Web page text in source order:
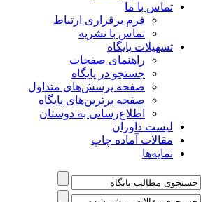
تماس با ما
فرم برقراری ارتباط
تماس با نشریه
تسهیلات پایگاه
راهنمای صفحات
جستجو در پایگاه
صفحه پرسش‌های متداول
صفحه برترین‌های پایگاه
اطلاع‌رسانی به دوستان
لیست داوران
مقالات آماده چاپ
نمایه‌ها